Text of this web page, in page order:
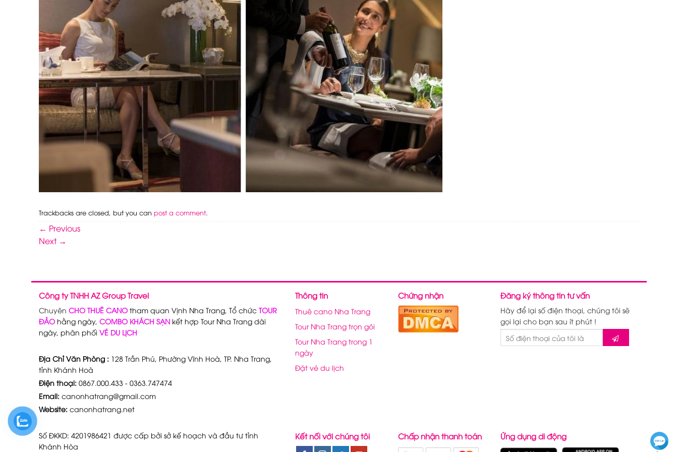
Trackbacks are closed, but you can post a comment.
← Previous
Next →
Công ty TNHH AZ Group Travel
Chuyên CHO THUÊ CANO tham quan Vịnh Nha Trang, Tổ chức TOUR
ĐẢO hằng ngày, COMBO KHÁCH SẠN kết hợp Tour Nha Trang dài
ngày, phân phối VÉ DU LỊCH
Địa Chỉ Văn Phòng : 128 Trần Phú, Phường Vĩnh Hoà, TP. Nha Trang,
tỉnh Khánh Hoà
Điện thoại: 0867.000.433 - 0363.747474
Email: canonhatrang@gmail.com
Website: canonhatrang.net
Thông tin
Thuê cano Nha Trang
Tour Nha Trang trọn gói
Tour Nha Trang trong 1
ngày
Đặt vé du lịch
Chứng nhận Đăng ký thông tin tư vấn
Hãy để lại số điện thoại, chúng tôi sẽ
gọi lại cho bạn sau ít phút !
Số ĐKKD: 4201986421 được cấp bởi sở kế hoạch và đầu tư tỉnh
Khánh Hòa
Kết nối với chúng tôi Chấp nhận thanh toán Ứng dụng di động